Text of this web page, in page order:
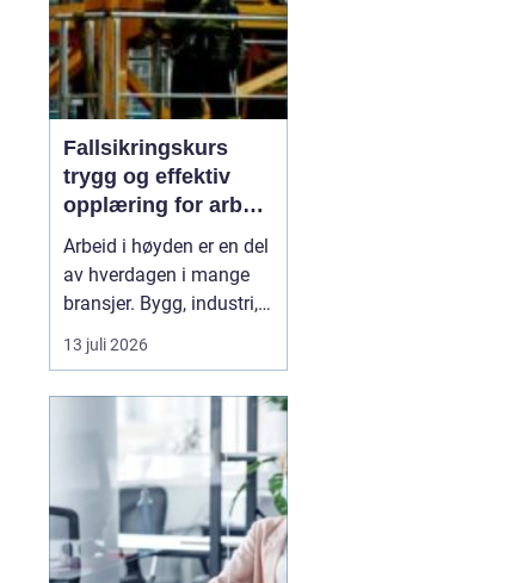
juli 2026
Fallsikringskurs
trygg og effektiv
opplæring for arbeid
i høyden
Arbeid i høyden er en del
av hverdagen i mange
bransjer. Bygg, industri,
offshore, energi og
maritim sektor har alle
feiltrinn kan få alvorlige
Fallsikringskurs
gir arb...
13 juli 2026